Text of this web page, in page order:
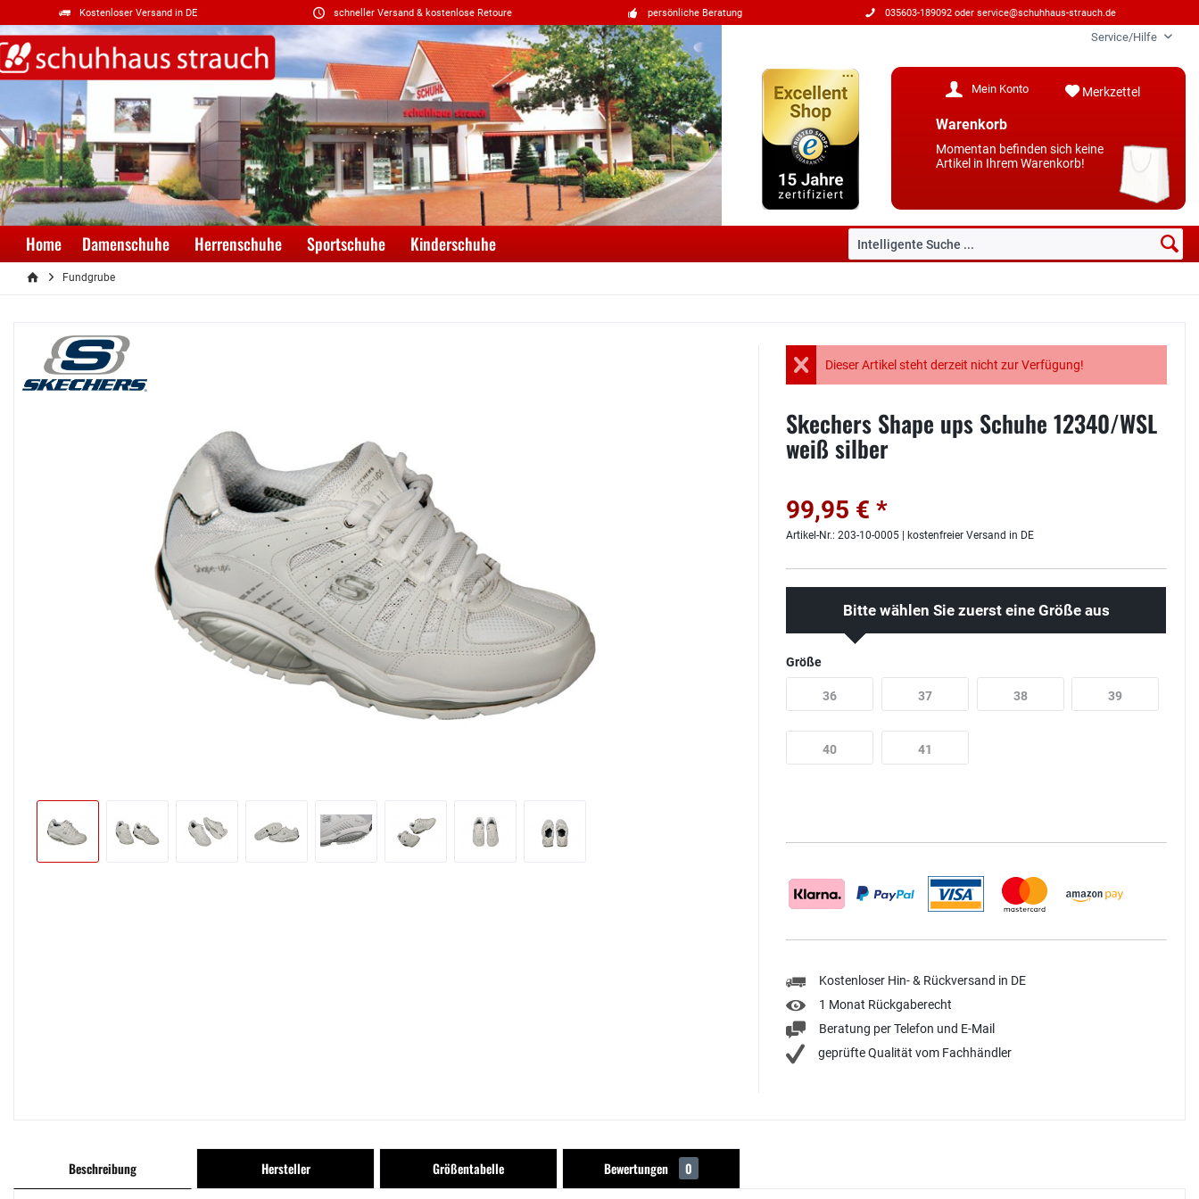
Kostenloser Versand in DE schneller Versand & kostenlose Retoure persönliche Beratung 035603-189092 oder service@schuhhaus-strauch.de
Service/Hilfe
Merkzettel
Mein Konto
Warenkorb
Momentan befinden sich keine
Artikel in Ihrem Warenkorb!
Home Damenschuhe Herrenschuhe Sportschuhe Kinderschuhe
Fundgrube
Dieser Artikel steht derzeit nicht zur Verfügung!
Skechers Shape ups Schuhe 12340/WSL
weiß silber
99,95 € *
Artikel-Nr.: 203-10-0005 | kostenfreier Versand in DE
Bitte wählen Sie zuerst eine Größe aus
Größe
36 37 38 39
40 41
Kostenloser Hin- & Rückversand in DE
1 Monat Rückgaberecht
Beratung per Telefon und E-Mail
geprüfte Qualität vom Fachhändler
Beschreibung Hersteller Größentabelle Bewertungen 0